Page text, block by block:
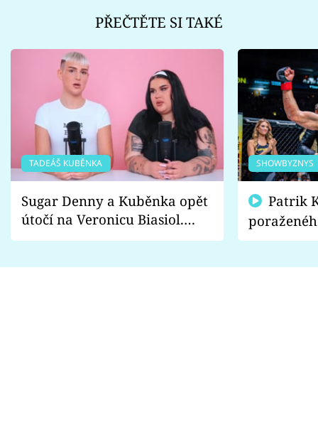
PŘEČTĚTE SI TAKÉ
TADEÁŠ KUBĚNKA
Sugar Denny a Kuběnka opět
útočí na Veronicu Biasiol.
Proč je podle nich falešná a
SHOWBYZNYS
fanoušci